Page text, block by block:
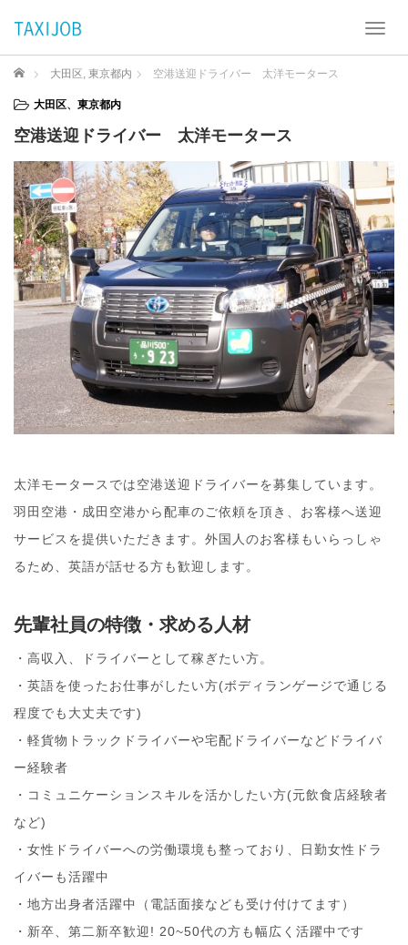
T
g
a
t
i
o
n
ホーム 大田区, 東京都内 空港送迎ドライバー 太洋モータース
大田区、 東京都内
空港送迎ドライバー 太洋モータース
太洋モータースでは空港送迎ドライバーを募集しています。
羽田空港・成田空港から配車のご依頼を頂き、お客様へ送迎
サービスを提供いただきます。外国人のお客様もいらっしゃ
るため、英語が話せる方も歓迎します。
先輩社員の特徴・求める人材
・高収入、ドライバーとして稼ぎたい方。
・英語を使ったお仕事がしたい方(ボディランゲージで通じる
程度でも大丈夫です)
・軽貨物トラックドライバーや宅配ドライバーなどドライバ
ー経験者
・コミュニケーションスキルを活かしたい方(元飲食店経験者
など)
・女性ドライバーへの労働環境も整っており、日勤女性ドラ
イバーも活躍中
・地方出身者活躍中（電話面接なども受け付けてます）
・新卒、第二新卒歓迎! 20~50代の方も幅広く活躍中です